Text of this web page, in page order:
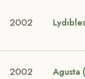
2002
2002 Agusta